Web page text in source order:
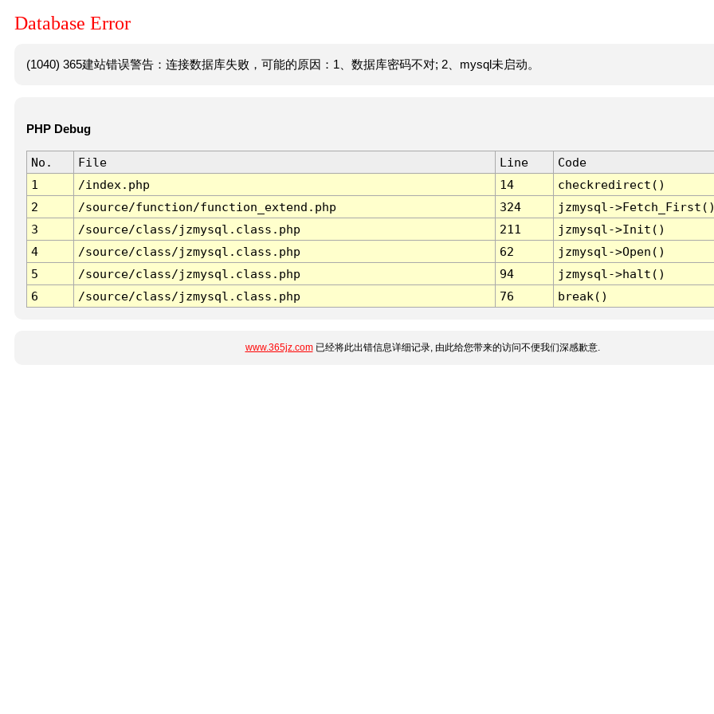
Database Error
(1040) 365建站错误警告：连接数据库失败，可能的原因：1、数据库密码不对; 2、mysql未启动。
PHP Debug
No. File Line
Code
1
/index.php 14
checkredirect()
2
/source/function/function_extend.php 324
jzmysql-
3
/source/class/jzmysql.class.php 211
jzmysql->Init()
4
/source/class/jzmysql.class.php 62
jzmysql->Open()
5
/source/class/jzmysql.class.php 94
jzmysql->halt()
6
/source/class/jzmysql.class.php 76 break()
www.365jz.com已经将此出错信息详细记录, 由此给您带来的访问不便我们深感歉意.